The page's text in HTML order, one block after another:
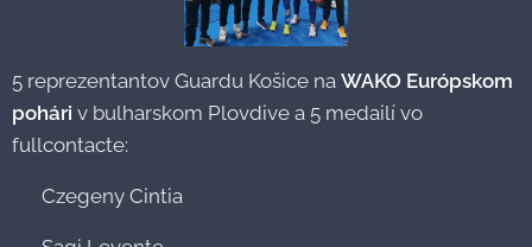
5 reprezentantov Guardu Košice na WAKO Európskom
pohári v bulharskom Plovdive a 5 medailí vo
fullcontacte:
🥇 Czegeny Cintia